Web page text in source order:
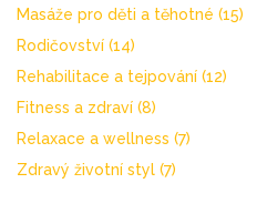
Masáže pro děti a těhotné (15)
Rodičovství (14)
Rehabilitace a tejpování (12)
Fitness a zdraví (8)
Relaxace a wellness (7)
Zdravý životní styl (7)